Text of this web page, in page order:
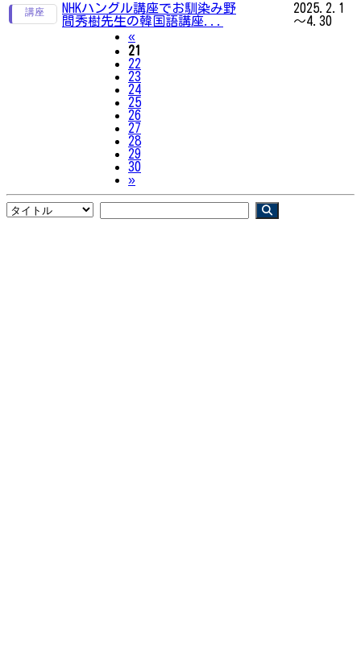
NHKハングル講座でお馴染み野
間秀樹先生の韓国語講座...
2025.2.1
～4.30
«Previous
21
22
23
24
25
26
27
28
29
30
»Next